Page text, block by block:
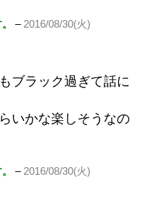
–2016/08/30(火)
ブラック過ぎて話に
いかな楽しそうなの
–2016/08/30(火)